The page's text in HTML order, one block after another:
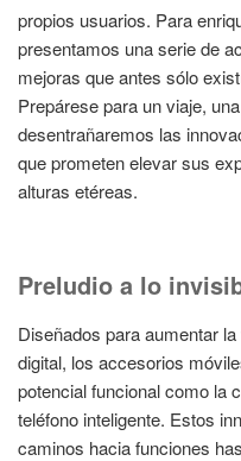
propios usuarios. Para
presentamos una serie de
mejoras que antes sólo
Prepárese para un viaje,
desentrañaremos las
que prometen elevar sus
alturas etéreas.
Preludio a lo
Diseñados para aumentar
digital, los accesorios
potencial funcional como la
teléfono inteligente. Estos
caminos hacia funciones